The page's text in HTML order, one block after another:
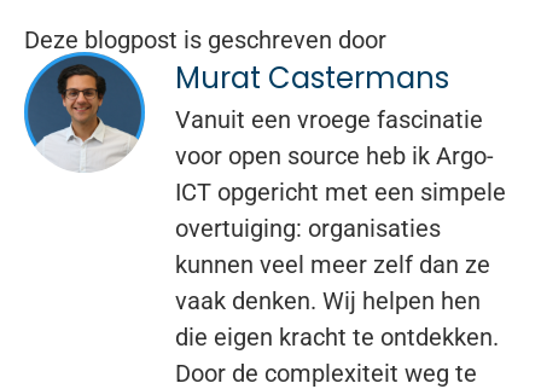
Deze blogpost is geschreven door
Murat Castermans
Vanuit een vroege fascinatie
voor open source heb ik Argo-
ICT opgericht met een simpele
overtuiging: organisaties
kunnen veel meer zelf dan ze
vaak denken. Wij helpen hen
die eigen kracht te ontdekken.
Door de complexiteit weg te